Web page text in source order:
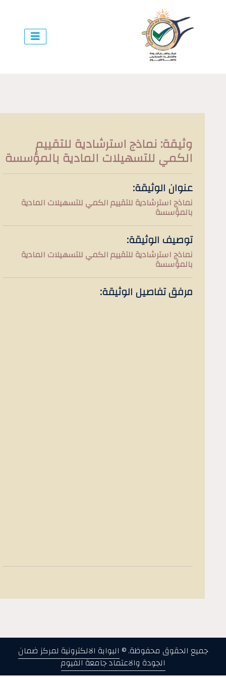
وثيقة: نماذج استرشادية للتقييم
الكمي للتسهيلات المادية بالمؤسسة
عنوان الوثيقة:
نماذج استرشادية للتقييم الكمي للتسهيلات المادية
بالمؤسسة
توصيف الوثيقة:
نماذج استرشادية للتقييم الكمي للتسهيلات المادية
بالمؤسسة
مرفق تفاصيل الوثيقة:
جميع الحقوق محفوظة. ©البوابة الالكترونية لمركز ضمان
الجودة والاعتماد جامعة الفيوم